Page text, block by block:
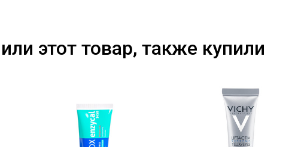
этот товар, также купили